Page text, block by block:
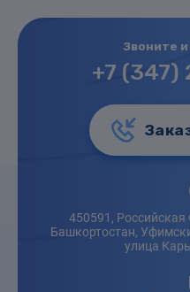
Звоните
+7
450591,
Башкортостан,
улица